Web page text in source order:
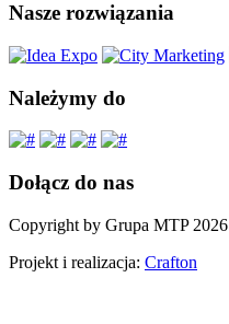
Nasze rozwiązania
Należymy do
Dołącz do nas
Copyright by Grupa MTP 2026
Projekt i realizacja: Crafton